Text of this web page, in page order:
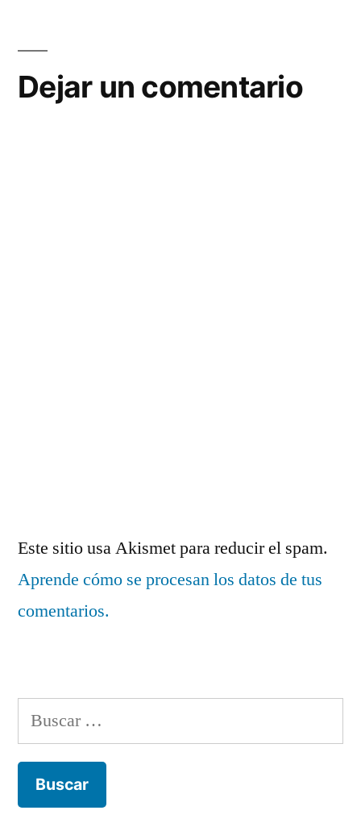
Dejar un comentario
Este sitio usa Akismet para reducir el spam.
Aprende cómo se procesan los datos de tus
comentarios.
Buscar: